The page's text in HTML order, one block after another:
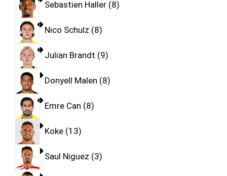
Sebastien Haller 8
Nico Schulz 8
Julian Brandt 9
Donyell Malen 8
Emre Can 8
Koke 13
Saul Niguez 3